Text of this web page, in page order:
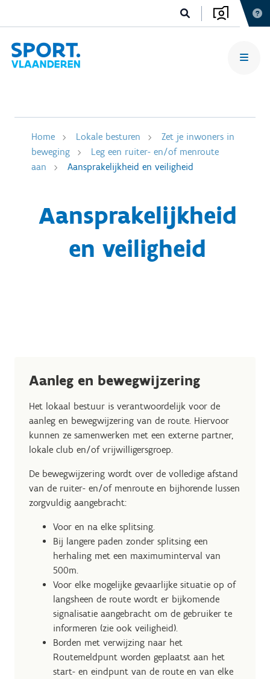
Home Lokale besturen
Zet je inwoners in
beweging
Leg een ruiter- en/of menroute
aan
Aansprakelijkheid en veiligheid
Aansprakelijkheid
en veiligheid
Aanleg en bewegwijzering
Het lokaal bestuur is verantwoordelijk voor de
aanleg en bewegwijzering van de route. Hiervoor
kunnen ze samenwerken met een externe partner,
lokale club en/of vrijwilligersgroep.
De bewegwijzering wordt over de volledige afstand
van de ruiter- en/of menroute en bijhorende lussen
zorgvuldig aangebracht:
Voor en na elke splitsing.
Bij langere paden zonder splitsing een
herhaling met een maximuminterval van
500m.
Voor elke mogelijke gevaarlijke situatie op of
langsheen de route wordt er bijkomende
signalisatie aangebracht om de gebruiker te
informeren (zie ook veiligheid).
Borden met verwijzing naar het
Routemeldpunt worden geplaatst aan het
start- en eindpunt van de route en van elke